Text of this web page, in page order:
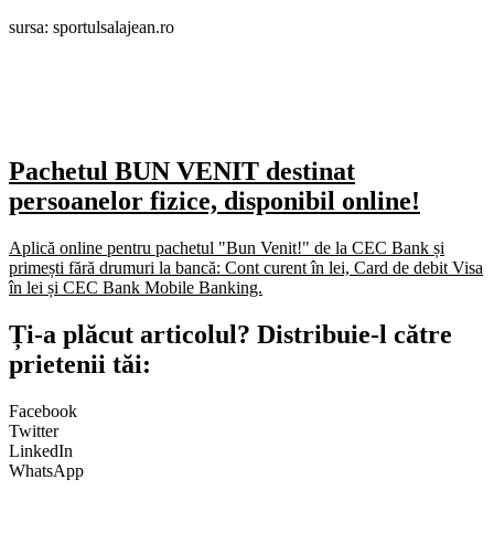
sursa: sportulsalajean.ro
Pachetul BUN VENIT destinat
persoanelor fizice, disponibil online!
Aplică online pentru pachetul "Bun Venit!" de la CEC Bank și
primești fără drumuri la bancă: Cont curent în lei, Card de debit Visa
în lei și CEC Bank Mobile Banking.​
Ți-a plăcut articolul? Distribuie-l către
prietenii tăi:
Facebook
Twitter
LinkedIn
WhatsApp